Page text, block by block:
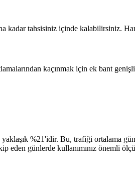
tahsisiniz içinde kalabilirsiniz.
kaçınmak için ek bant
%21'idir. Bu, trafiği ortalama
eden günlerde kullanımınız önemli